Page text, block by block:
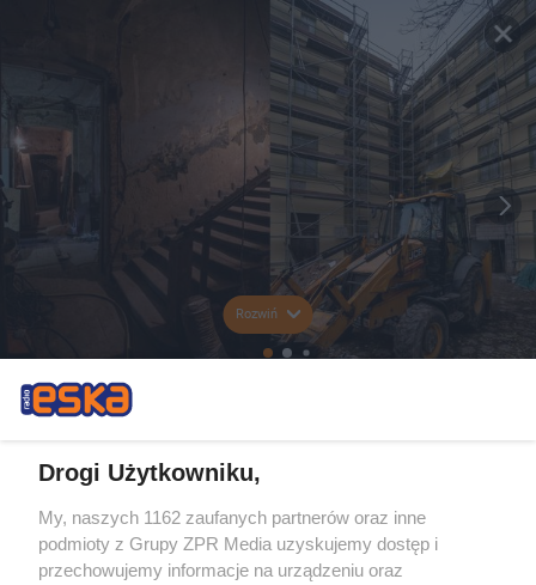
Rozwiń
Drogi Użytkowniku,
My, naszych 1162 zaufanych partnerów oraz inne
podmioty z Grupy ZPR Media uzyskujemy dostęp i
przechowujemy informacje na urządzeniu oraz